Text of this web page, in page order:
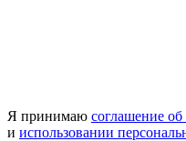
Я принимаю соглашение об
и использовании